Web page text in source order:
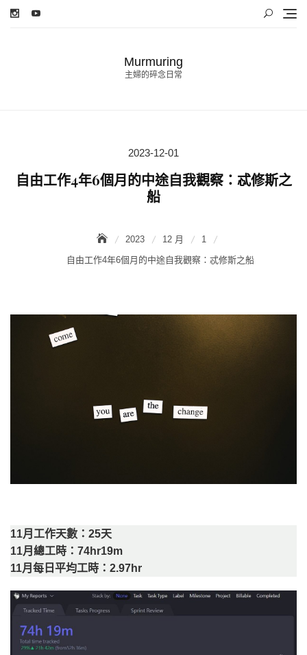
Skip
Murmuring
主婦的碎念日常
Posted
on
2023-12-01
自由工作4年6個月的中途自我觀察：忒修斯之
船
2023 12 月
1
自由工作4年6個月的中途自我觀察：忒修斯之船
11月工作天數：25天
11月總工時：74hr19m
11月每日平均工時：2.97hr